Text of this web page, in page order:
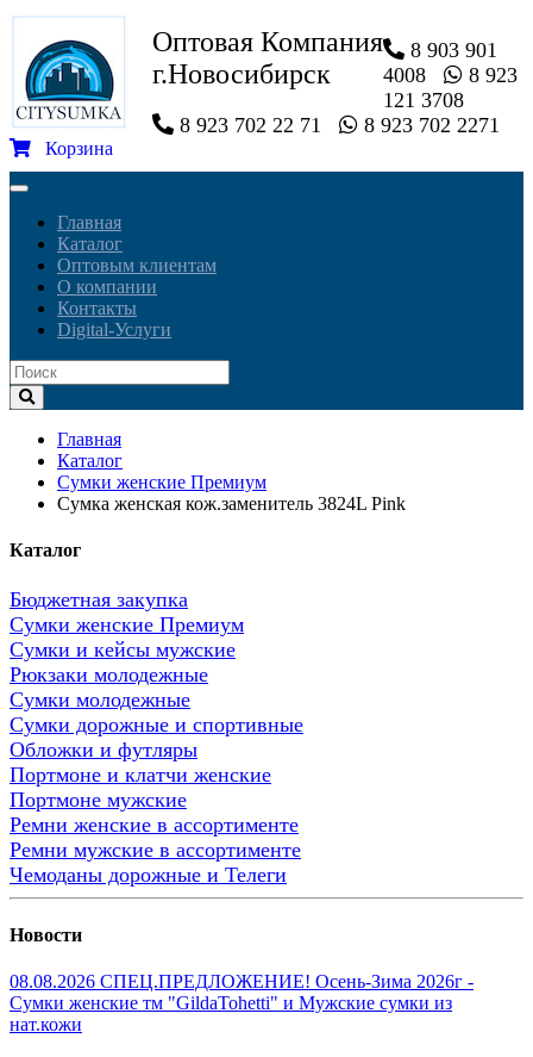
Оптовая Компания
г.Новосибирск
8 903 901
4008
8 923
121 3708
8 923 702 22 71
8 923 702 2271
Корзина
Toggle
navigationГлавная
Каталог
Оптовым клиентам
О компании
Контакты
Digital-Услуги
Главная
Каталог
Сумки женские Премиум
Сумка женская кож.заменитель 3824L Pink
Каталог
Бюджетная закупка
Сумки женские Премиум
Сумки и кейсы мужские
Рюкзаки молодежные
Сумки молодежные
Сумки дорожные и спортивные
Обложки и футляры
Портмоне и клатчи женские
Портмоне мужские
Ремни женские в ассортименте
Ремни мужские в ассортименте
Чемоданы дорожные и Телеги
Новости
08.08.2026 СПЕЦ.ПРЕДЛОЖЕНИЕ! Осень-Зима 2026г -
Сумки женские тм "GildaTohetti" и Мужские сумки из
нат.кожи